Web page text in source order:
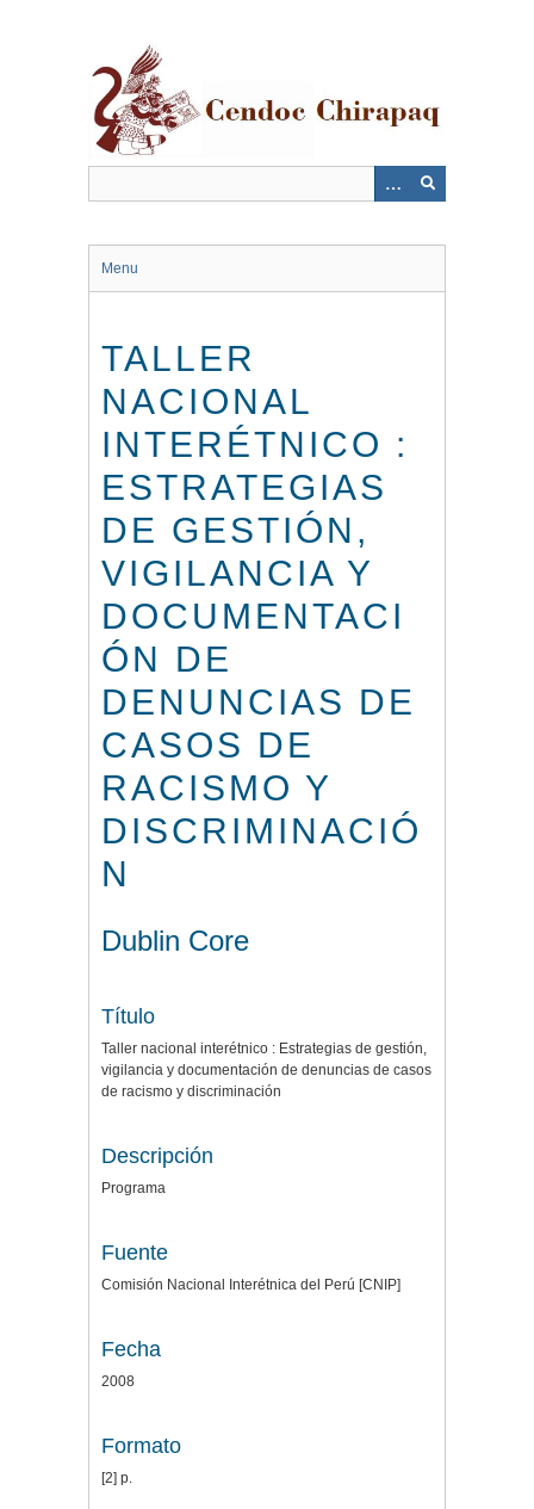
Menu
TALLER
NACIONAL
INTERÉTNICO :
ESTRATEGIAS
DE GESTIÓN,
VIGILANCIA Y
DOCUMENTACI
ÓN DE
DENUNCIAS DE
CASOS DE
RACISMO Y
DISCRIMINACIÓ
N
Dublin Core
Título
Taller nacional interétnico : Estrategias de gestión,
vigilancia y documentación de denuncias de casos
de racismo y discriminación
Descripción
Programa
Fuente
Comisión Nacional Interétnica del Perú [CNIP]
Fecha
2008
Formato
[2] p.